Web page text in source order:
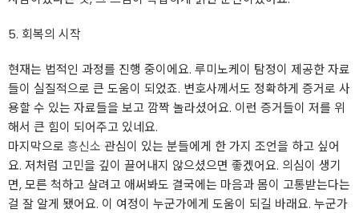
5. 회복의 시작
현재는 법적인 과정를 진행 중이에요. 루미노케이 탐정이 제공한 자료
들이 실질적으로 큰 도움이 되었죠. 변호사께서도 정확하게 증거로 사
용할 수 있는 자료들을 보고 깜짝 놀라셨어요. 이런 증거들이 저를 위
해서 큰 힘이 되어주고 있네요.
마지막으로 흥신소 관심이 있는 분들에게 한 가지 조언을 하고 싶어
요. 저처럼 고민을 깊이 끌어내지 않으셨으면 좋겠어요. 의심이 생기
면, 모른 척하고 살려고 애써봐도 결국에는 마음과 몸이 고통받는다는
걸 잘 알게 됐어요. 이 여정이 누군가에게 도움이 되길 바래요. 누군가